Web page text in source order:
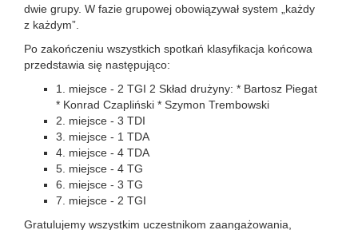
dwie grupy. W fazie grupowej obowiązywał system „każdy
z każdym”.
Po zakończeniu wszystkich spotkań klasyfikacja końcowa
przedstawia się następująco:
1. miejsce - 2 TGI 2 Skład drużyny: * Bartosz Piegat
* Konrad Czapliński * Szymon Trembowski
2. miejsce - 3 TDI
3. miejsce - 1 TDA
4. miejsce - 4 TDA
5. miejsce - 4 TG
6. miejsce - 3 TG
7. miejsce - 2 TGI
Gratulujemy wszystkim uczestnikom zaangażowania,